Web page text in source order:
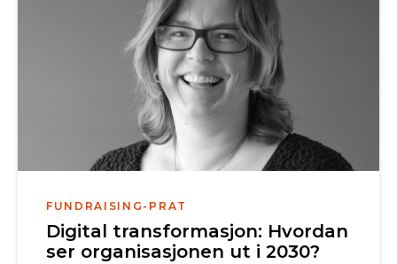
FUNDRAISING-PRAT
Digital transformasjon: Hvordan
ser organisasjonen ut i 2030?